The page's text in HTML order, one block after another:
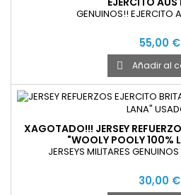
GENUINOS!! EJERCITO
55,00 €
 Añadir al
XAGOTADO!!! JERSEY
"WOOLY POOLY 100%
JERSEYS MILITARES
30,00 €